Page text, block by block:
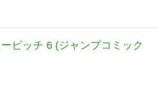
ピッチ 6 (ジャンプコミック